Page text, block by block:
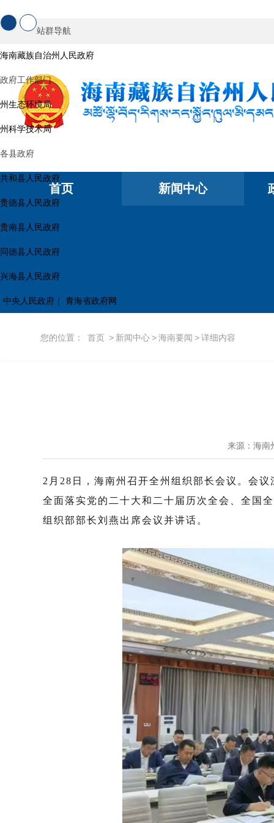
站群导航
海南藏族自治州人民政府
政府工作部门
州生态环境局
州科学技术局
各县政府
共和县人民政府
贵德县人民政府
贵南县人民政府
同德县人民政府
兴海县人民政府
中央人民政府 | 青海省政府网
首页 新闻中心
您的位置： 首页 > 新闻中心>海南要闻 >详细内容
来源：海南
2 月 28 日，海南州召开全州组织部长会议。会
全面落实党的二十大和二十届历次全会
、全国
组织部部长刘燕出席会议并讲话。